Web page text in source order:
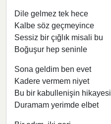
Dile gelmez tek hece
Kalbe söz geçmeyince
Sessiz bir çığlık misali bu
Boğuşur hep seninle
Sona geldim ben evet
Kadere vermem niyet
Bu bir kabullenişin hikayesi
Duramam yerimde elbet